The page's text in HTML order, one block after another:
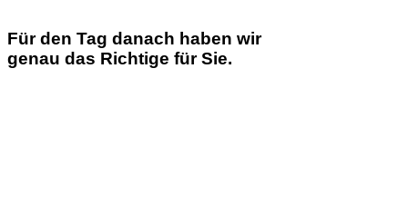
Für den Tag danach haben wir
genau das Richtige für Sie.